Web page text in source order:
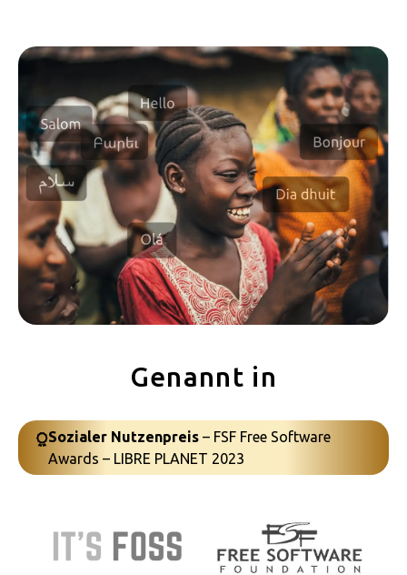
Genannt in
Sozialer Nutzenpreis – FSF Free Software
Awards – LIBRE PLANET 2023